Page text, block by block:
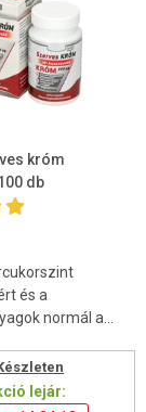
króm
db
és a
normál a...
lejár: